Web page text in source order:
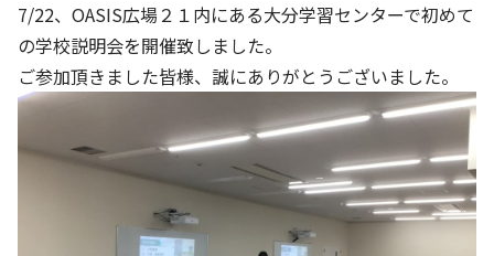
7/22、OASIS広場２１内にある大分学習センターで初めて
の学校説明会を開催致しました。
ご参加頂きました皆様、誠にありがとうございました。